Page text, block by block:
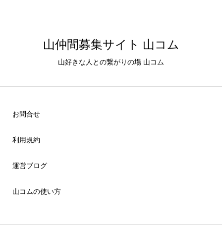
山仲間募集サイト 山コム
山好きな人との繋がりの場 山コム
お問合せ
利用規約
運営ブログ
山コムの使い方